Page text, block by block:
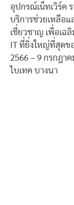
อุปกรณ์เน็ทเวิร์ค
บริการช่วยเหลือแ
เชี่ยวชาญ เพื่อเฉ
IT ที่ยิ่งใหญ่ที่สุดข
2566 – 9 กรกฎา
ไบเทค บางนา